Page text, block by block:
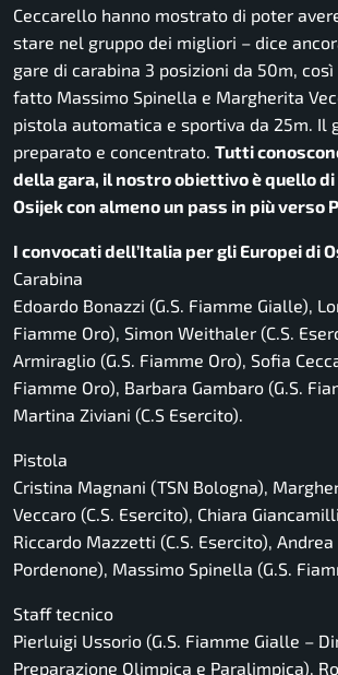
Ceccarello hanno mostrato di poter
stare nel gruppo dei migliori – dice
gare di carabina 3 posizioni da 50m,
fatto Massimo Spinella e Margherita
pistola automatica e sportiva da 25m. Il
preparato e concentrato. Tutti
della gara, il nostro obiettivo è quello
Osijek con almeno un pass in più verso
I convocati dell’Italia per gli Europei di
Carabina
Edoardo Bonazzi (G.S. Fiamme Gialle),
Fiamme Oro), Simon Weithaler (C.S.
Armiraglio (G.S. Fiamme Oro), Sofia
Fiamme Oro), Barbara Gambaro (G.S.
Martina Ziviani (C.S Esercito).
Pistola
Cristina Magnani (TSN Bologna),
Veccaro (C.S. Esercito), Chiara
Riccardo Mazzetti (C.S. Esercito),
Pordenone), Massimo Spinella (G.S.
Staff tecnico
Pierluigi Ussorio (G.S. Fiamme Gialle –
Preparazione Olimpica e Paralimpica),